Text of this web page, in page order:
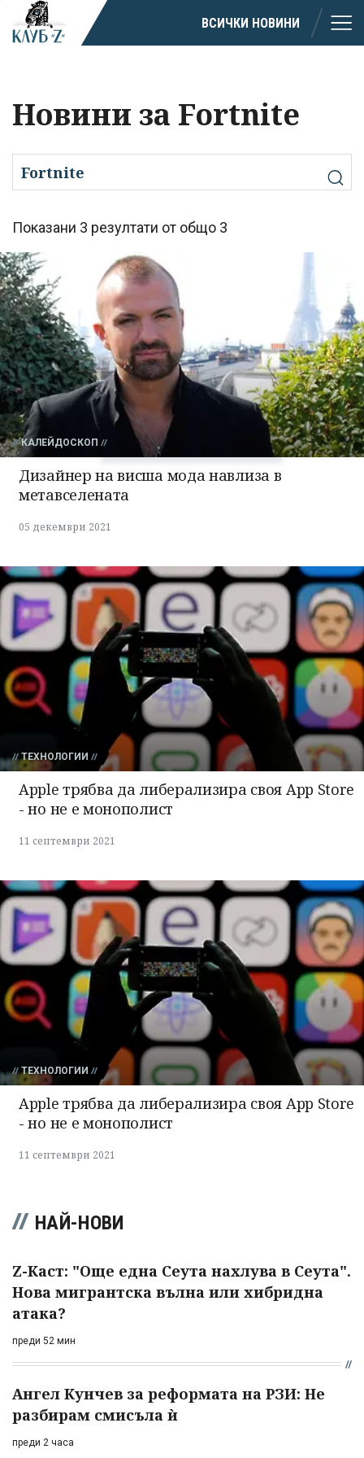
Успешно
излязохте от
профила си!
ВСИЧКИ НОВИНИ
Новини за Fortnite
Показани 3 резултати от общо 3
КАЛЕЙДОСКОП
Дизайнер на висша мода навлиза в
метавселената
05 декември 2021
ТЕХНОЛОГИИ
Apple трябва да либерализира своя App Store
- но не е монополист
11 септември 2021
ТЕХНОЛОГИИ
Apple трябва да либерализира своя App Store
- но не е монополист
11 септември 2021
НАЙ-НОВИ
Z-Каст: "Още една Сеута нахлува в Сеута".
Нова мигрантска вълна или хибридна
атака?
преди 52 мин
Ангел Кунчев за реформата на РЗИ: Не
разбирам смисъла ѝ
преди 2 часа